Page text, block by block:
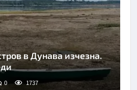
в Дунава изчезна.
0 1737